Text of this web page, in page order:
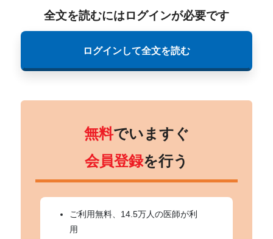
全文を読むにはログインが必要です
ログインして全文を読む
無料でいますぐ
会員登録を行う
ご利用無料、14.5万人の医師が利
用